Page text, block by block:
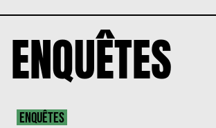
ENQUÊTES
ENQUÊTES